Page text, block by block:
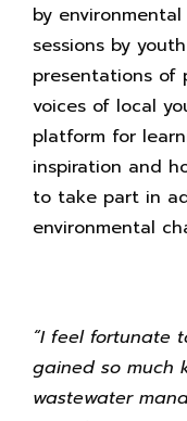
by
sessions by
presentations of
voices of local
platform for
inspiration and
to take part in
environmental
“I feel fortunate
gained so much
wastewater